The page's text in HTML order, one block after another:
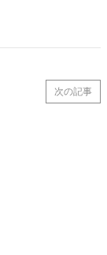
次の記事